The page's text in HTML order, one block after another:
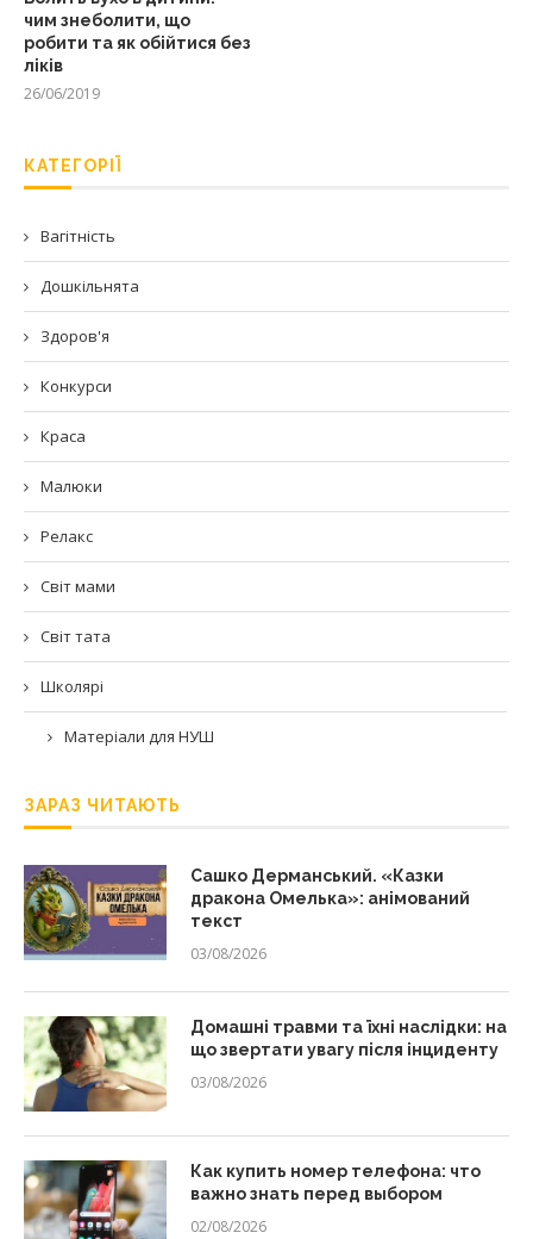
чим знеболити, що
робити та як обійтися без
ліків
26/06/2019
КАТЕГОРІЇ
Вагітність
Дошкільнята
Здоров'я
Конкурси
Краса
Малюки
Релакс
Світ мами
Світ тата
Школярі
Матеріали для НУШ
ЗАРАЗ ЧИТАЮТЬ
Сашко Дерманський. «Казки
дракона Омелька»: анімований
текст
03/08/2026
Домашні травми та їхні наслідки: на
що звертати увагу після інциденту
03/08/2026
Как купить номер телефона: что
важно знать перед выбором
02/08/2026